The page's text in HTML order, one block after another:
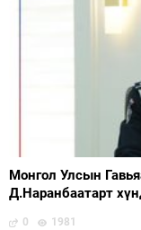
Монгол Улсын
Д.Наранбаатарт
0 1981